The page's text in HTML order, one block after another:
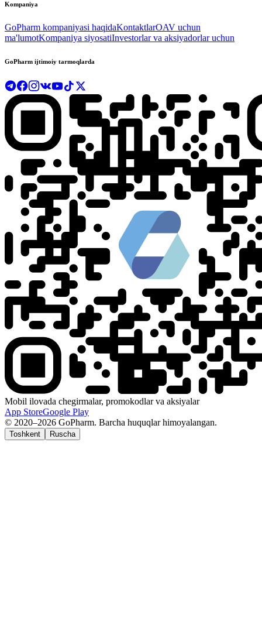
Kompaniya
GoPharm kompaniyasi haqidaKontaktlarOAV uchun
ma'lumotKompaniya siyosatiInvestorlar va aksiyadorlar uchun
GoPharm ijtimoiy tarmoqlarda
Mobil ilovada chegirmalar, promokodlar va aksiyalar
App StoreGoogle Play
© 2020–2026 GoPharm. Barcha huquqlar himoyalangan.
Toshkent Ruscha